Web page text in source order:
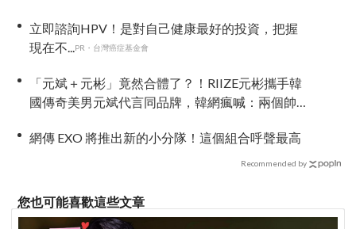
立即諮詢HPV！是對自己健康最好的投資，把握
現在不...
PR・台灣癌症基金會
「元斌＋元彬」竟然合體了？！RIIZE元彬攜手韓
國傳奇美男元斌代言同品牌，韓網瘋喊：兩個帥
網傳 EXO 將推出新的小分隊！這個組合呼聲最高
Recommended by
您也可能喜歡這些文章